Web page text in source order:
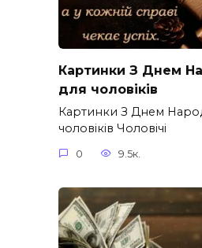
Картинки З Днем
для чоловіків​
Картинки З Днем
чоловіків​ Чоловічі
0 9.5к.